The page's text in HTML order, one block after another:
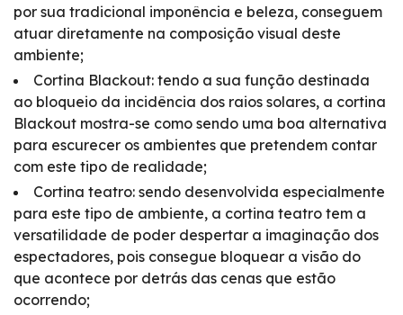
por sua tradicional imponência e beleza, conseguem
atuar diretamente na composição visual deste
ambiente;
Cortina Blackout: tendo a sua função destinada
ao bloqueio da incidência dos raios solares, a cortina
Blackout mostra-se como sendo uma boa alternativa
para escurecer os ambientes que pretendem contar
com este tipo de realidade;
Cortina teatro: sendo desenvolvida especialmente
para este tipo de ambiente, a cortina teatro tem a
versatilidade de poder despertar a imaginação dos
espectadores, pois consegue bloquear a visão do
que acontece por detrás das cenas que estão
ocorrendo;